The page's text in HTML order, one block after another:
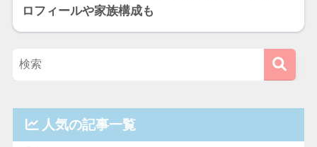
ロフィールや家族構成も
人気の記事一覧